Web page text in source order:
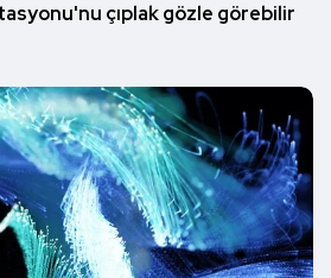
çıplak gözle görebilir